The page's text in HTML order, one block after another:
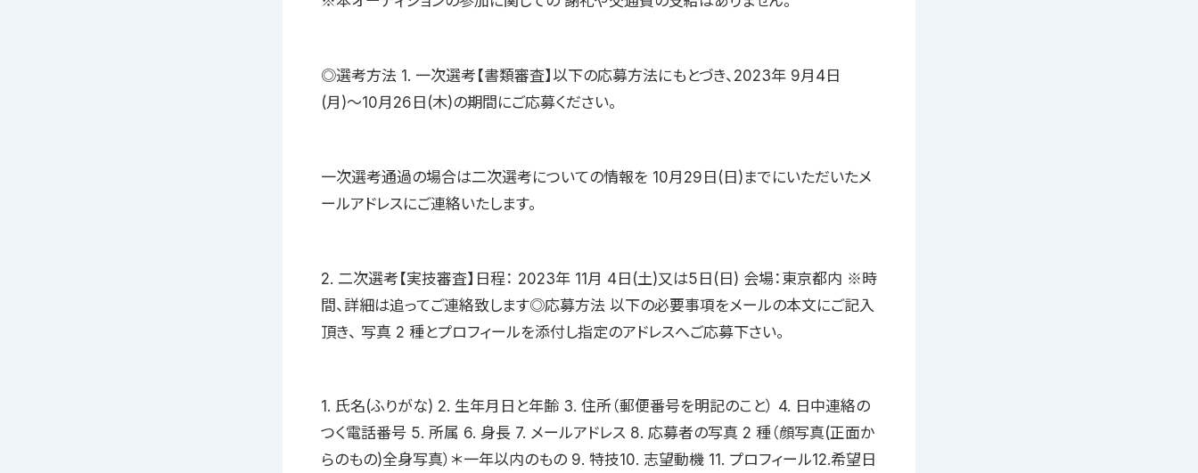
◎選考方法 1. 一次選考【書類審査】以下の応募方法にもとづき、2023年 9月4日
(月)〜10月26日(木)の期間にご応募ください。
一次選考通過の場合は二次選考についての情報を 10月29日(日)までにいただいたメ
ールアドレスにご連絡いたします。
2. 二次選考【実技審査】日程： 2023年 11月 4日(土)又は5日(日) 会場：東京都内 ※時
間、詳細は追ってご連絡致します◎応募方法 以下の必要事項をメールの本文にご記入
頂き、 写真 2 種とプロフィールを添付し指定のアドレスへご応募下さい。
1. 氏名(ふりがな) 2. 生年月日と年齢 3. 住所（郵便番号を明記のこと） 4. 日中連絡の
つく電話番号 5. 所属 6. 身長 7. メールアドレス 8. 応募者の写真 2 種（顔写真(正面か
らのもの)全身写真）＊一年以内のもの 9. 特技10. 志望動機 11. プロフィール12.希望日